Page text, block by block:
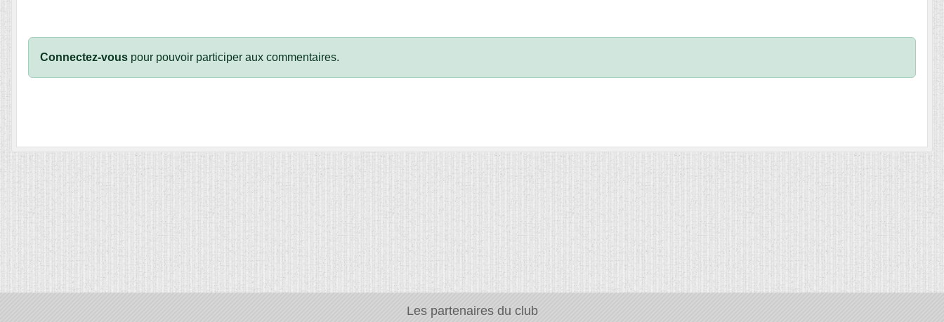
Connectez-vous pour pouvoir participer aux commentaires.
Les partenaires du club